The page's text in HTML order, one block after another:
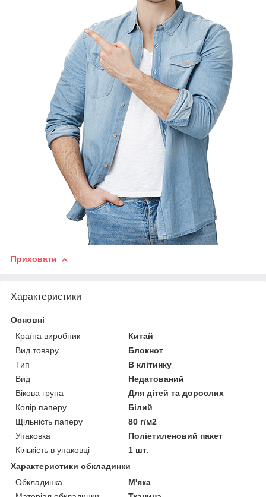
Приховати
Характеристики
Основні
Країна виробник
Китай
Вид товару
Блокнот
Тип
В клітинку
Вид
Недатований
Вікова група
Для дітей та дорослих
Колір паперу
Білий
Щільність паперу
80 г/м2
Упаковка
Поліетиленовий пакет
Кількість в упаковці
1 шт.
Характеристики обкладинки
Обкладинка
М'яка